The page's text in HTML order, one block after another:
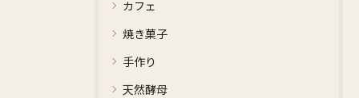
カフェ
焼き菓子
手作り
天然酵母